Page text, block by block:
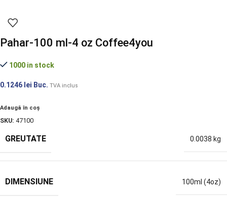
Pahar-100 ml-4 oz Coffee4you
1000 in stock
0.1246 lei Buc. TVA inclus
Adaugă în coș
SKU: 47100
GREUTATE 0.0038 kg
DIMENSIUNE 100ml (4oz)